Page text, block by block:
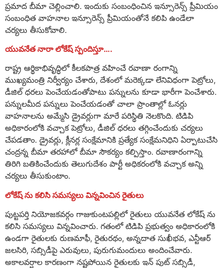
ప్రమాద బీమా చెల్లించాలి. ఇందుకు సంబంధించిన ఇన్సూరెన్స్ ప్రీమియం
సంబంధిత వాహనాల ఇన్సూరెన్స్ ప్రీమియంతోనే కలిపి ఉండేలా
చర్యలు తీసుకోవాలి.
యువనేత నారా లోకేష్ స్పందిస్తూ….
రాష్ట్ర ఆర్థికాభివృద్ధిలో కీలకపాత్ర వహించే రవాణా రంగాన్ని
ముఖ్యమంత్రి నిర్వీర్యం చేశారు, దేశంలో మరెక్కడా లేనివిధంగా పెట్రోలు,
డీజిల్ ధరలు పెంచేయడంతోపాటు పన్నులను కూడా భారీగా పెంచేశారు.
పన్నులమీద పన్నులు పెంచేయడంతో చాలా ప్రాంతాల్లో ఓనర్లు
వాహనాలను అమ్మేసి డ్రైవర్లుగా మారే పరిస్థితి నెలకొంది. టిడిపి
అధికారంలోకి వచ్చాక పెట్రోలు, డీజిల్ ధరలు తగ్గించేందుకు చర్యలు
చేపడతాం. డ్రైవర్లు, క్లీనర్ల సంక్షేమానికి ప్రత్యేక సంక్షేమనిధిని ఏర్పాటుచేసి
చంద్రన్న బీమా తరహాలో బీమా సౌకర్యం కల్పిస్తాం. రవాణారంగాన్ని
తిరిగి బతికించేందుకు తెలుగుదేశం పార్టీ అధికరంలోకి వచ్చాక అన్ని
చర్యలు తీసుకుంటాం.
లోకేష్ ను కలిసి సమస్యలు విన్నవించిన రైతులు
పుట్టపర్తి నియోజకవర్గం గాజుకుంటపల్లిలో రైతులు యువనేత లోకేష్ ను
కలిసి సమస్యలు విన్నవించారు. గతంలో టిడిపి ప్రభుత్వం అధికారంలోకి
ఉండగా రైతులకు రుణమాఫీ, రైతురథం, అన్నదాత సుఖీభవ, ఎన్టీఆర్
జలసిరి, సబ్సిడీపై ఎరువులు, పురుగుమందులు అందించేవారు.
అకాలవర్షాల కారణంగా నష్టపోయిన రైతులకు ఇన్ పుట్ సబ్సిడీ,